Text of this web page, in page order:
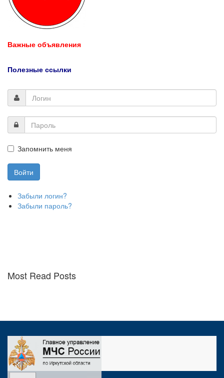
Важные объявления
Полезные ссылки
Запомнить меня
Забыли логин?
Забыли пароль?
Most Read Posts